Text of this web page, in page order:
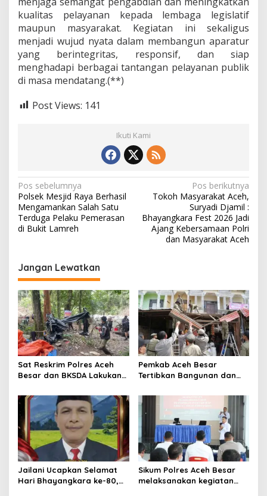
kualitas pelayanan kepada lembaga legislatif
maupun masyarakat. Kegiatan ini sekaligus
menjadi wujud nyata dalam membangun aparatur
yang berintegritas, responsif, dan siap
menghadapi berbagai tantangan pelayanan publik
di masa mendatang.(**)
Post Views: 141
Ikuti Kami
N
a
v
a
s
i
p
o
s
Pos sebelumnya
Polsek Mesjid Raya Berhasil
Mengamankan Salah Satu
Terduga Pelaku Pemerasan
di Bukit Lamreh
Pos berikutnya
Tokoh Masyarakat Aceh,
Suryadi Djamil :
Bhayangkara Fest 2026 Jadi
Ajang Kebersamaan Polri
dan Masyarakat Aceh
Jangan Lewatkan
Sat Reskrim Polres Aceh
Besar dan BKSDA Lakukan
Aktifitas Pertambangan
Emas Tanpa Izin Di
Kawasan Hutan Jantho
Pemkab Aceh Besar
Tertibkan Bangunan dan
Lambaro
Jailani Ucapkan Selamat
Hari Bhayangkara ke-80,
Sikum Polres Aceh Besar
melaksanakan kegiatan